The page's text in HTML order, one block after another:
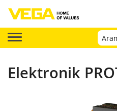
Elektronik